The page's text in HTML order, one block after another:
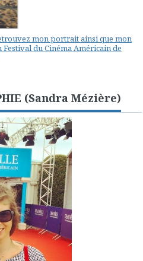
mon portrait ainsi que mon
du Cinéma Américain de
(Sandra Mézière)